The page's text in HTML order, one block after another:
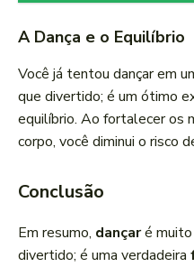
A Dança e o Equilíbrio
Você já tentou dançar em
que divertido; é um ótimo
equilíbrio. Ao fortalecer os
corpo, você diminui o risco
Conclusão
Em resumo, dançaré muito
divertido; é uma verdadeira